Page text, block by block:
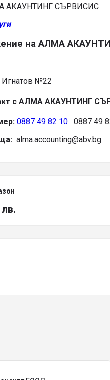
АКАУНТИНГ СЪРВИСИС
на АЛМА
Игнатов №22
с АЛМА АКАУНТИНГ
0887 49 82 10 0887 49
alma.accounting@abv.bg